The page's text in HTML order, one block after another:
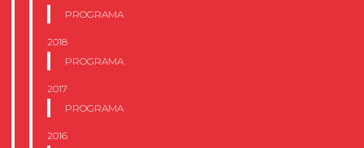
PROGRAMA
2018
PROGRAMA
2017
PROGRAMA
2016